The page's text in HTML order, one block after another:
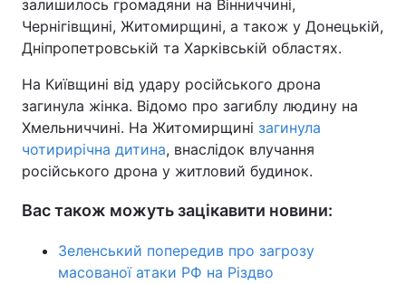
залишилось громадяни на Вінниччині,
Чернігівщині, Житомирщині, а також у Донецькій,
Дніпропетровській та Харківській областях.
На Київщині від удару російського дрона
загинула жінка. Відомо про загиблу людину на
Хмельниччині. На Житомирщині загинула
чотирирічна дитина, внаслідок влучання
російського дрона у житловий будинок.
Вас також можуть зацікавити новини:
Зеленський попередив про загрозу
масованої атаки РФ на Різдво